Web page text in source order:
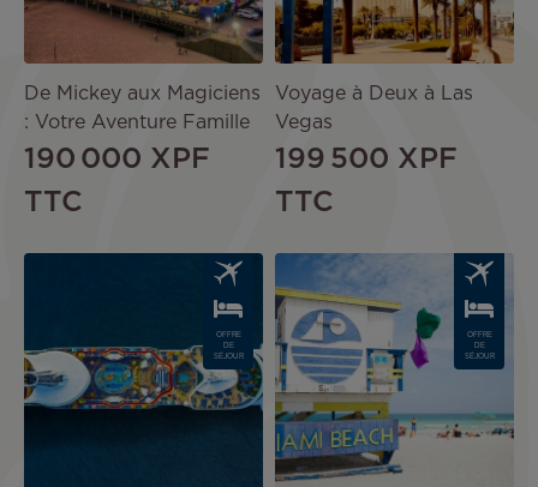
De Mickey aux Magiciens
: Votre Aventure Famille
190 000 XPF
TTC
Voyage à Deux à Las
Vegas
199 500 XPF
TTC
OFFRE
DE
SÉJOUR
Image
OFFRE
DE
SÉJOUR